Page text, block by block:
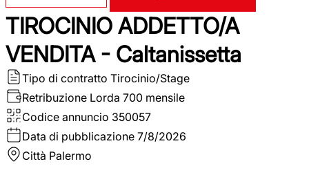
TIROCINIO ADDETTO/A
VENDITA - Caltanissetta
Tipo di contratto Tirocinio/Stage
Retribuzione Lorda 700 mensile
Codice annuncio 350057
Data di pubblicazione 7/8/2026
Città Palermo